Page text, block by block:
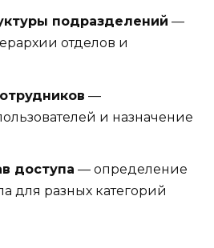
подразделений —
отделов и
—
и назначение
доступа — определение
для разных категорий